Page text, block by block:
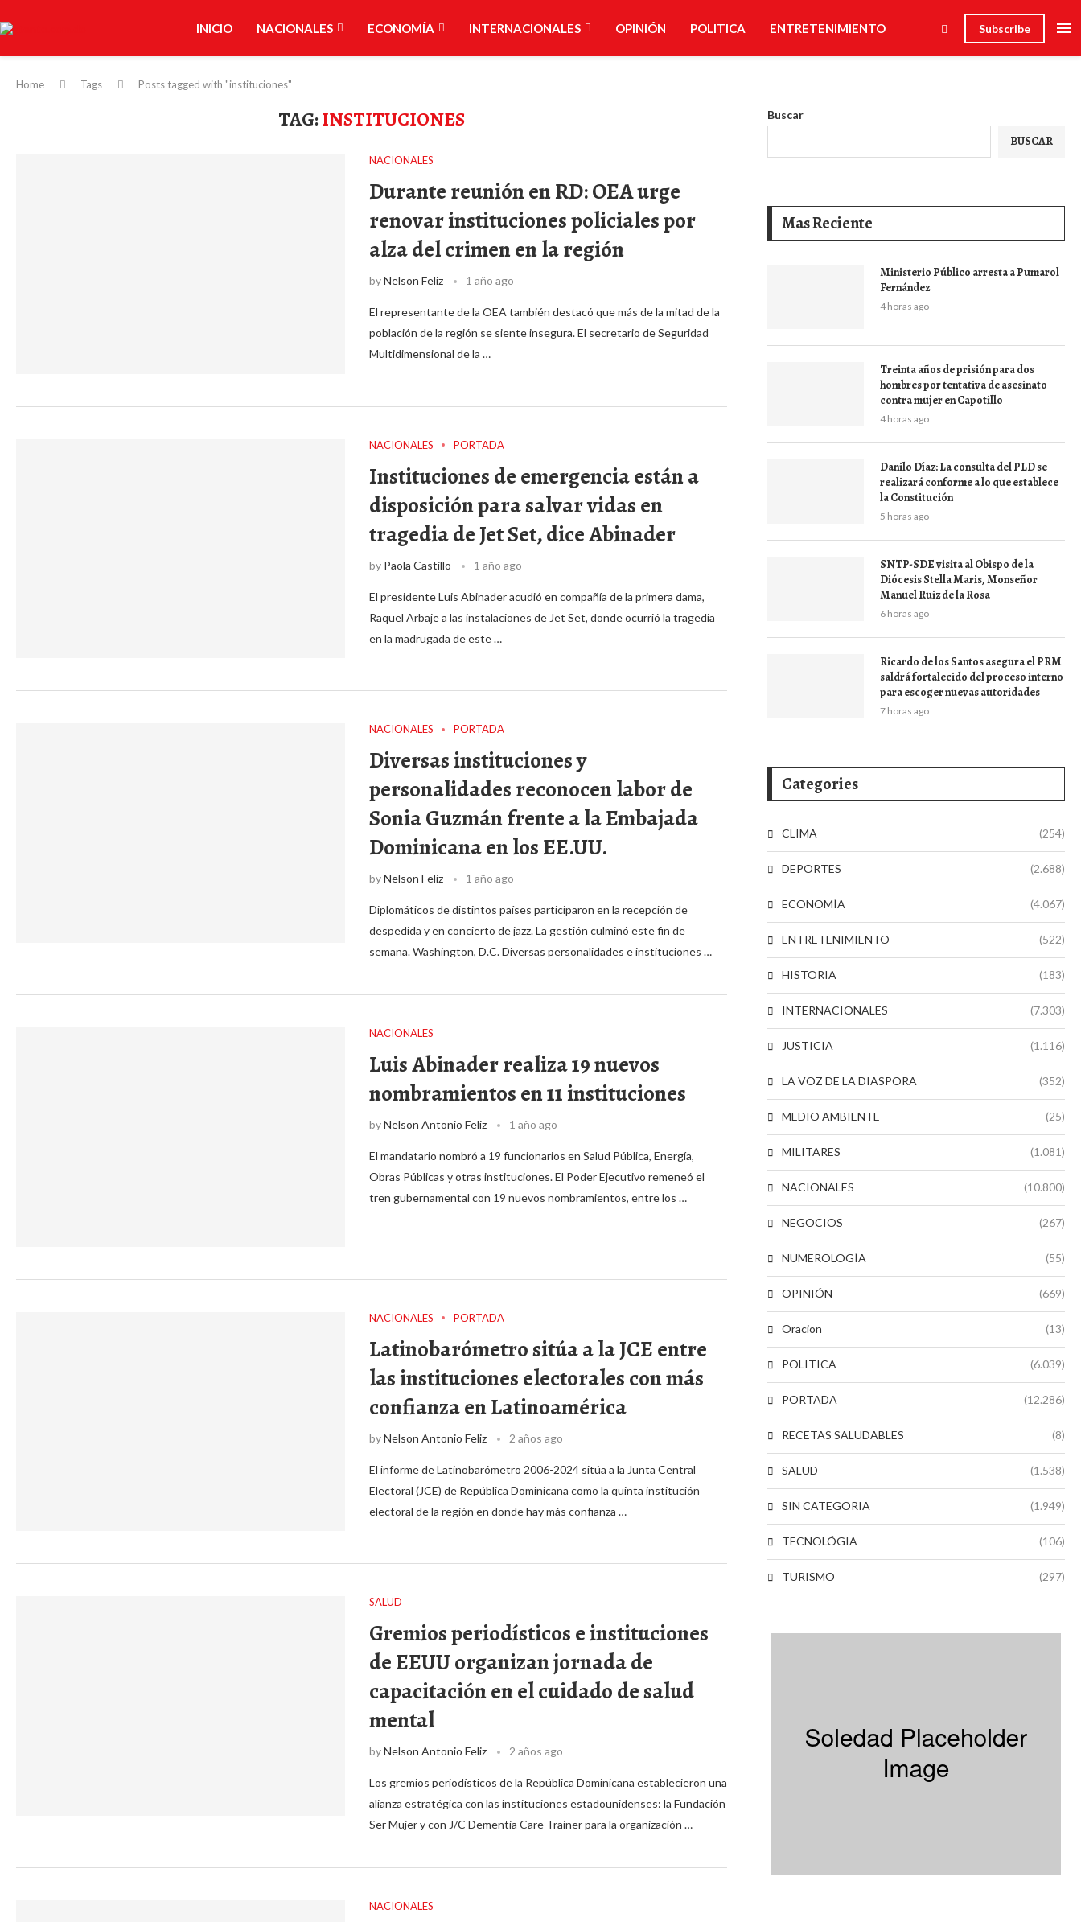
INICIO NACIONALES ECONOMÍA INTERNACIONALES OPINIÓN POLITICA ENTRETENIMIENTO Subscribe
Home Tags Posts tagged with "instituciones"
TAG:INSTITUCIONES
NACIONALES
Durante reunión en RD: OEA urge
renovar instituciones policiales por
alza del crimen en la región
byNelson Feliz 1 año ago
El representante de la OEA también destacó que más de la mitad de la
población de la región se siente insegura. El secretario de Seguridad
Multidimensional de la …
NACIONALES PORTADA
Instituciones de emergencia están a
disposición para salvar vidas en
tragedia de Jet Set, dice Abinader
by Paola Castillo 1 año ago
El presidente Luis Abinader acudió en compañía de la primera dama,
Raquel Arbaje a las instalaciones de Jet Set, donde ocurrió la tragedia
en la madrugada de este …
NACIONALES PORTADA
Diversas instituciones y
personalidades reconocen labor de
Sonia Guzmán frente a la Embajada
Dominicana en los EE.UU.
byNelson Feliz 1 año ago
Diplomáticos de distintos países participaron en la recepción de
despedida y en concierto de jazz. La gestión culminó este fin de
semana. Washington, D.C. Diversas personalidades e instituciones …
NACIONALES
Luis Abinader realiza 19 nuevos
nombramientos en 11 instituciones
byNelson Antonio Feliz 1 año ago
El mandatario nombró a 19 funcionarios en Salud Pública, Energía,
Obras Públicas y otras instituciones. El Poder Ejecutivo remeneó el
tren gubernamental con 19 nuevos nombramientos, entre los …
NACIONALES PORTADA
Latinobarómetro sitúa a la JCE entre
las instituciones electorales con más
confianza en Latinoamérica
byNelson Antonio Feliz 2 años ago
El informe de Latinobarómetro 2006-2024 sitúa a la Junta Central
Electoral (JCE) de República Dominicana como la quinta institución
electoral de la región en donde hay más confianza …
SALUD
Gremios periodísticos e instituciones
de EEUU organizan jornada de
capacitación en el cuidado de salud
mental
byNelson Antonio Feliz 2 años ago
Los gremios periodísticos de la República Dominicana establecieron una
alianza estratégica con las instituciones estadounidenses: la Fundación
Ser Mujer y con J/C Dementia Care Trainer para la organización …
NACIONALES
Buscar
BUSCAR
Mas Reciente
Ministerio Público arresta a Pumarol
Fernández
4 horas ago
Treinta años de prisión para dos
hombres por tentativa de asesinato
contra mujer en Capotillo
4 horas ago
Danilo Díaz: La consulta del PLD se
realizará conforme a lo que establece
la Constitución
5 horas ago
SNTP-SDE visita al Obispo de la
Diócesis Stella Maris, Monseñor
Manuel Ruiz de la Rosa
6 horas ago
Ricardo de los Santos asegura el PRM
saldrá fortalecido del proceso interno
para escoger nuevas autoridades
7 horas ago
Categories
CLIMA (254)
DEPORTES (2.688)
ECONOMÍA (4.067)
ENTRETENIMIENTO (522)
HISTORIA (183)
INTERNACIONALES (7.303)
JUSTICIA (1.116)
LA VOZ DE LA DIASPORA (352)
MEDIO AMBIENTE (25)
MILITARES (1.081)
NACIONALES (10.800)
NEGOCIOS (267)
NUMEROLOGÍA (55)
OPINIÓN (669)
Oracion (13)
POLITICA (6.039)
PORTADA (12.286)
RECETAS SALUDABLES (8)
SALUD (1.538)
SIN CATEGORIA (1.949)
TECNOLÓGIA (106)
TURISMO (297)